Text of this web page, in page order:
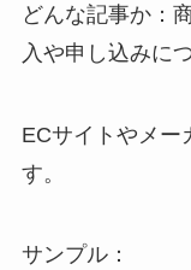
どんな記事か：
入や申し込みに
ECサイトやメー
す。
サンプル：